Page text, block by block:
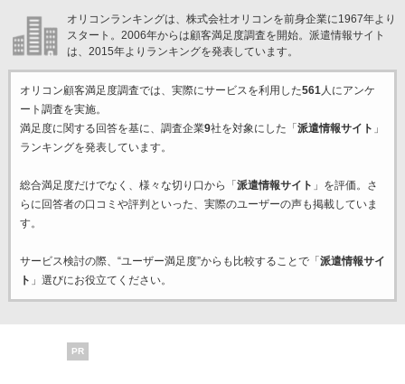
オリコンランキングは、株式会社オリコンを前身企業に1967年より
スタート。2006年からは顧客満足度調査を開始。派遣情報サイト
は、2015年よりランキングを発表しています。
オリコン顧客満足度調査では、実際にサービスを利用した561人にアンケ
ート調査を実施。
満足度に関する回答を基に、調査企業9社を対象にした「 派遣情報サイト 」
ランキングを発表しています。
総合満足度だけでなく、様々な切り口から「 派遣情報サイト 」を評価。さ
らに回答者の口コミや評判といった、実際のユーザーの声も掲載していま
す。
サービス検討の際、“ユーザー満足度”からも比較することで「 派遣情報サイ
ト 」選びにお役立てください。
PR